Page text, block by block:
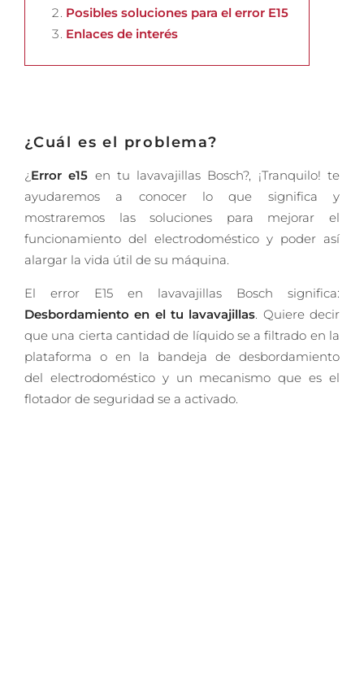
Posibles soluciones para el error E15
Enlaces de interés
¿Cuál es el problema?
¿ Error e15 en tu lavavajillas Bosch?, ¡Tranquilo! te
ayudaremos a conocer lo que significa y
mostraremos las soluciones para mejorar el
funcionamiento del electrodoméstico y poder así
alargar la vida útil de su máquina.
El error E15 en lavavajillas Bosch significa:
Desbordamiento en el tu lavavajillas. Quiere decir
que una cierta cantidad de líquido se a filtrado en la
plataforma o en la bandeja de desbordamiento
del electrodoméstico y un mecanismo que es el
flotador de seguridad se a activado.